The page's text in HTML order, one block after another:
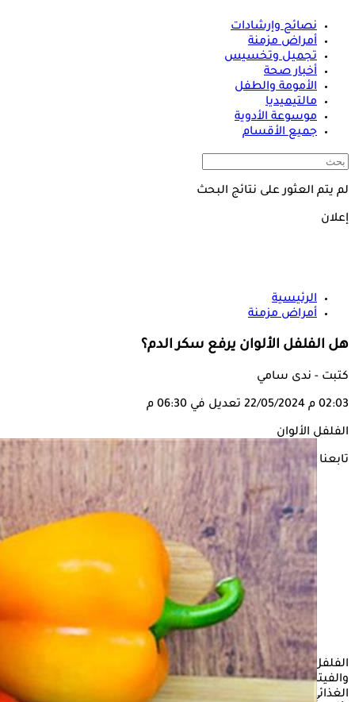
نصائح وإرشادات
أمراض مزمنة
تجميل وتخسيس
أخبار صحة
الأمومة والطفل
مالتيميديا
موسوعة الأدوية
جميع الأقسام
لم يتم العثور على نتائج البحث
إعلان
الرئيسية
أمراض مزمنة
هل الفلفل الألوان يرفع سكر الدم؟
كتبت - ندى سامي
02:03 م 22/05/2024 تعديل في 06:30 م
الفلفل الألوان
تابعنا على
الفلفل الألوان أحد الخضروات الغنية بالكثير من المعادن
والفيتامينات الضرورية لصحة الجسم، ويمكن تضمينه في النظام
الغذائي بعدة طرق، ولكن مذاقه الحلو يجعل البعض يخشى من